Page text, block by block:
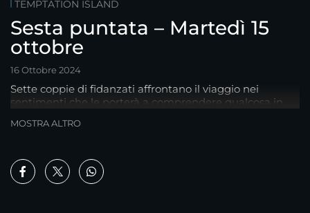
TEMPTATION ISLAND
Sesta puntata – Martedì 15
ottobre
16 Ottobre 2024
Sette coppie di fidanzati affrontano il viaggio nei
sentimenti che le porterà a comprendere qualcosa in
MOSTRA ALTRO